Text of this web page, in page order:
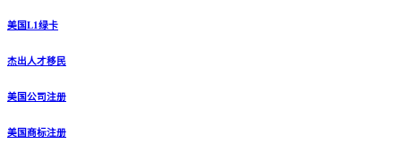
美国L1绿卡
杰出人才移民
美国公司注册
美国商标注册